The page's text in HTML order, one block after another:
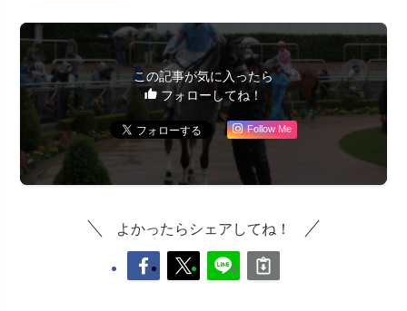
この記事が気に入ったら
フォローしてね！
Follow Me
よかったらシェアしてね！